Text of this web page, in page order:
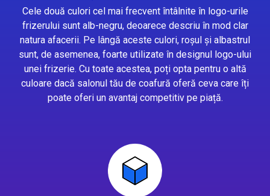
Cele două culori cel mai frecvent întâlnite în logo-urile
frizerului sunt alb-negru, deoarece descriu în mod clar
natura afacerii. Pe lângă aceste culori, roșul și albastrul
sunt, de asemenea, foarte utilizate în designul logo-ului
unei frizerie. Cu toate acestea, poți opta pentru o altă
culoare dacă salonul tău de coafură oferă ceva care îți
poate oferi un avantaj competitiv pe piață.